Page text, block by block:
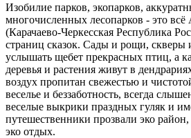
Изобилие парков, экопарков,
многочисленных лесопарков - это всё
(Карачаево-Черкесская Республика
страниц сказок. Сады и рощи, скверы
услышать щебет прекрасных птиц, а
деревья и растения живут в
воздух пропитан свежестью и
веселье и беззаботность, всегда
веселые выкрики праздных гуляк и
путешественники прозвали эко
эко отдых.